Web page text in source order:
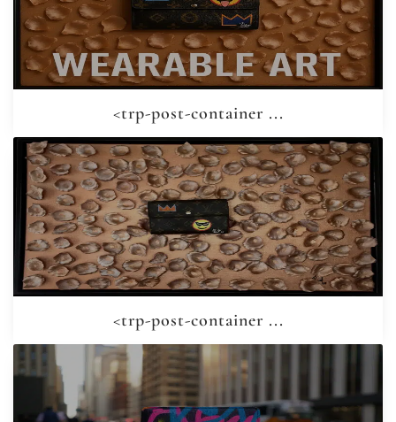
<trp-post-container ...
<trp-post-container ...